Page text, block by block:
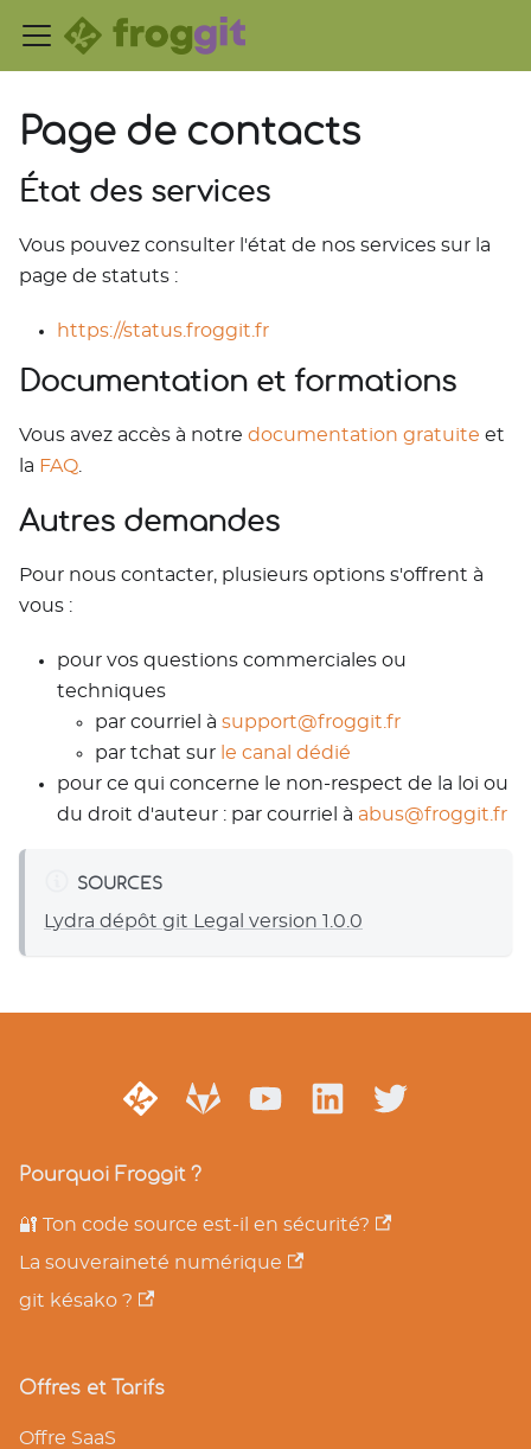
Page de contacts
État des services
Vous pouvez consulter l'état de nos services sur la
page de statuts :
https://status.froggit.fr
Documentation et formations
Vous avez accès à notre documentation gratuite et
la FAQ
Autres demandes
Pour nous contacter, plusieurs options s'offrent à
vous :
pour vos questions commerciales ou
techniques
par courriel à support@froggit.fr
par tchat sur le canal dédié
pour ce qui concerne le non-respect de la loi ou
du droit d'auteur : par courriel à abus@froggit.fr
SOURCES
Lydra dépôt git Legal version 1.0.0
Pourquoi Froggit ?
🔐 Ton code source est-il en sécurité?
La souveraineté numérique
git késako ?
Offres et Tarifs
Offre SaaS